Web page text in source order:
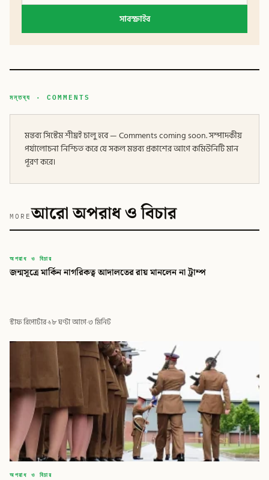
সাবস্ক্রাইব
মন্তব্য · COMMENTS
মন্তব্য সিস্টেম শীঘ্রই চালু হবে — Comments coming soon. সম্পাদকীয়
পর্যালোচনা নিশ্চিত করে যে সকল মন্তব্য প্রকাশের আগে কমিউনিটি মান
পূরণ করে।
MOREআরো অপরাধ ও বিচার
বিডি
বিডি গ্লোবাল টাইমস
অপরাধ ও বিচার
জন্মসূত্রে মার্কিন নাগরিকত্ব আদালতের রায় মানলেন না ট্রাম্প
স্টাফ রিপোর্টার·১৮ ঘণ্টা আগে·৩ মিনিট
অপরাধ ও বিচার